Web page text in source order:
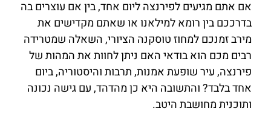
אם אתם מגיעים לפירנצה ליום אחד, בין אם עוצרים בה
בדרככם בין רומא למילאנו או שאתם מקדישים את
מירב זמנכם למחוז טוסקנה הציורי, השאלה שמטרידה
רבים מכם הוא בודאי האם ניתן לחוות את המהות של
פירנצה, עיר שופעת אמנות, תרבות והיסטוריה, ביום
אחד בלבד? והתשובה היא כן מהדהד, עם גישה נכונה
ותוכנית מחושבת היטב.